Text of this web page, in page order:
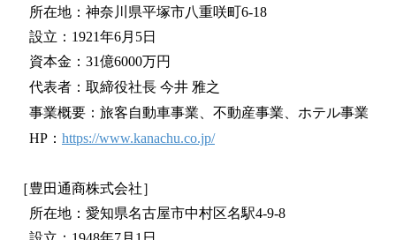
所在地：神奈川県平塚市八重咲町6-18
設立：1921年6月5日
資本金：31億6000万円
代表者：取締役社長 今井 雅之
事業概要：旅客自動車事業、不動産事業、ホテル事業
HP： https://www.kanachu.co.jp/
［豊田通商株式会社］
所在地：愛知県名古屋市中村区名駅4-9-8